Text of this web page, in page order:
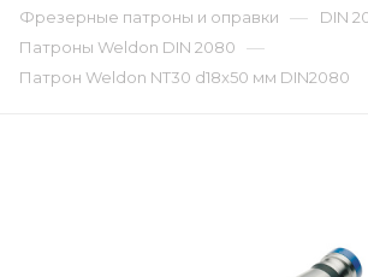
Фрезерные патроны и оправки — DIN
Патроны Weldon DIN 2080 —
Патрон Weldon NT30 d18x50 мм DIN2080